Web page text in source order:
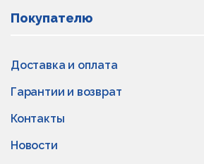
Покупателю
Доставка и оплата
Гарантии и возврат
Контакты
Новости